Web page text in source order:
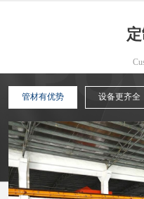
管材有优势 设备更齐全